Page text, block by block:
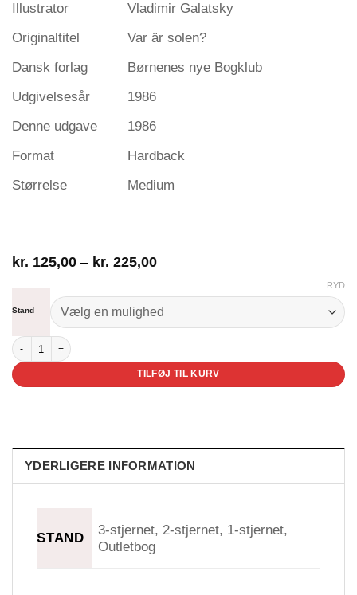
Illustrator
Vladimir Galatsky
Originaltitel
Var är solen?
Dansk forlag
Børnenes nye Bogklub
Udgivelsesår
1986
Denne udgave
1986
Format
Hardback
Størrelse
Medium
kr. 125,00 – kr. 225,00Prisinterval:
kr. 225,00
Stand
RYD
Hvor er solen? antal
TILFØJ TIL KURV
YDERLIGERE INFORMATION
STAND
3-stjernet, 2-stjernet, 1-stjernet,
Outletbog